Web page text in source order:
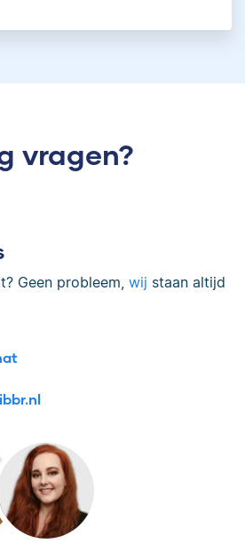
vragen?
Geen probleem, wij staan altijd